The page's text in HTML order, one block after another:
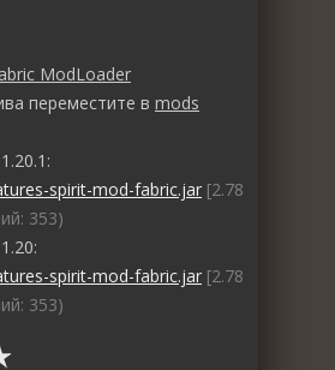
ModLoader
переместите в mods
spirit-mod-fabric.jar [2.78
353)
spirit-mod-fabric.jar [2.78
353)